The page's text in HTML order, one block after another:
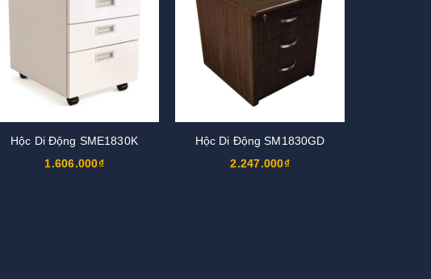
Hộc Di Động SME1830K
1.606.000₫
Hộc Di Động SM1830GD
2.247.000₫